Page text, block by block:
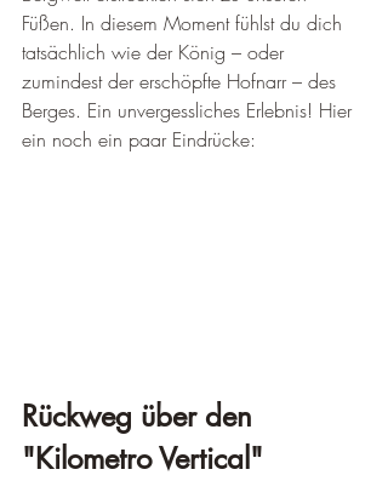
Füßen. In diesem Moment fühlst du dich
tatsächlich wie der König – oder
zumindest der erschöpfte Hofnarr – des
Berges. Ein unvergessliches Erlebnis! Hier
ein noch ein paar Eindrücke:
Rückweg über den
"Kilometro Vertical"